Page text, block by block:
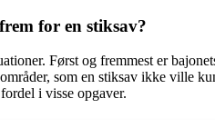
for en stiksav?
Først og fremmest er
som en stiksav ikke ville
i visse opgaver.